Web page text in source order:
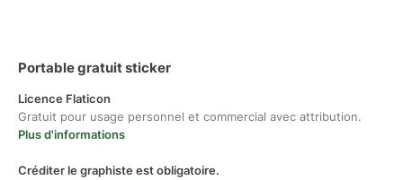
Portable gratuit sticker
Licence Flaticon
Gratuit pour usage personnel et commercial avec attribution.
Plus d'informations
Créditer le graphiste est obligatoire.